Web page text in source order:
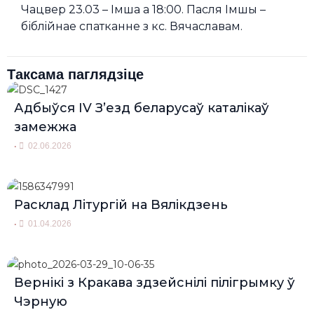
Чацвер 23.03 – Імша а 18:00. Пасля Імшы –
біблiйнае спатканне з кс. Вячаславам.
Таксама паглядзіце
Адбыўся IV З’езд беларусаў каталікаў
замежжа
• 02.06.2026
Расклад Літургій на Вялікдзень
• 01.04.2026
Вернікі з Кракава здзейснілі пілігрымку ў
Чэрную